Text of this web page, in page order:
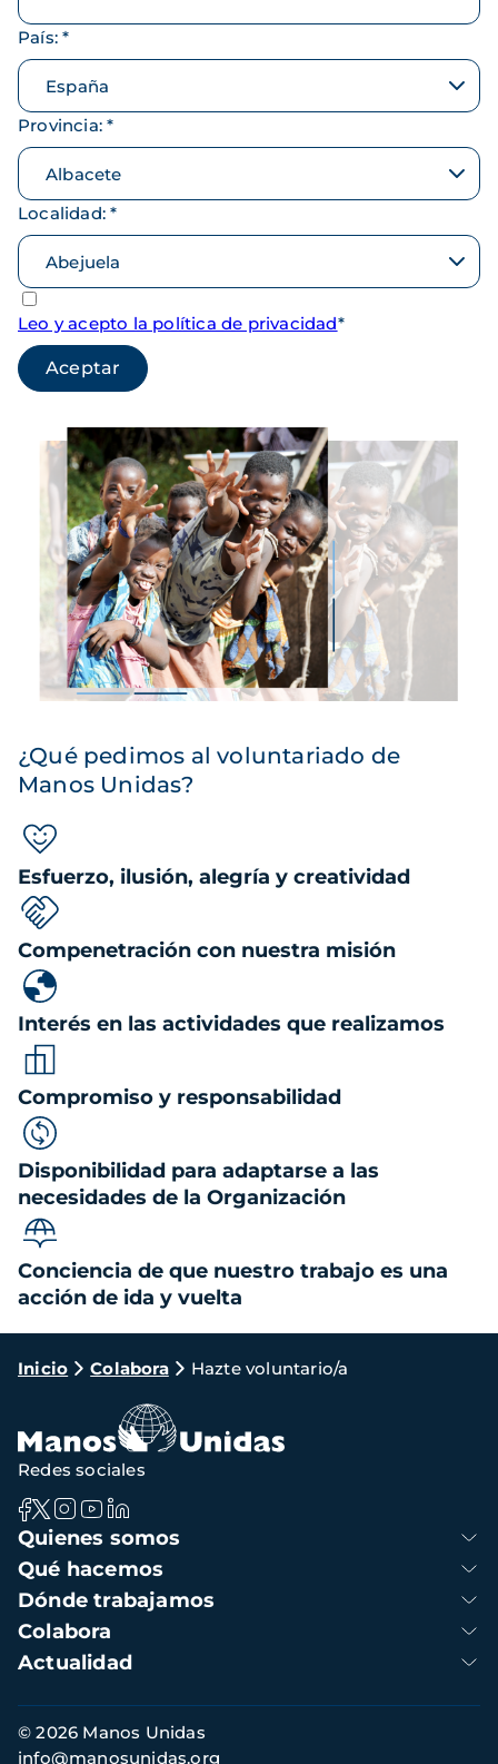
País:*
Provincia:*
Localidad:*
Leo y acepto la política de privacidad*
¿Qué pedimos al voluntariado de
Manos Unidas?
Esfuerzo, ilusión, alegría y creatividad
Compenetración con nuestra misión
Interés en las actividades que realizamos
Compromiso y responsabilidad
Disponibilidad para adaptarse a las
necesidades de la Organización
Conciencia de que nuestro trabajo es una
acción de ida y vuelta
Ruta
navegación
Inicio Colabora Hazte voluntario/a
Navegación
principal
Quienes somos
Qué hacemos
Dónde trabajamos
Colabora
Actualidad
Redes sociales
Información
de
© 2026 Manos Unidas
info@manosunidas.org